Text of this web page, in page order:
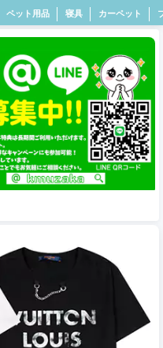
ペット用品 寝具 カーペット